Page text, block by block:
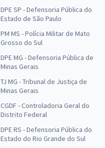
DPE SP - Defensoria Pública do
Estado de São Paulo
PM MS - Polícia Militar de Mato
Grosso do Sul
DPE MG - Defensoria Pública de
Minas Gerais
TJ MG - Tribunal de Justiça de
Minas Gerais
CGDF - Controladoria Geral do
Distrito Federal
DPE RS - Defensoria Pública do
Estado do Rio Grande do Sul